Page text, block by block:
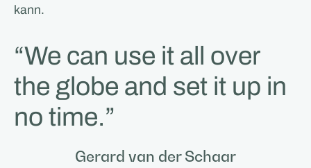
kann.
“We can use it all over
the globe and set it up in
no time.”
Gerard van der Schaar